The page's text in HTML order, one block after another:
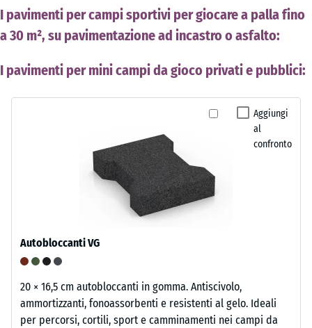
I pavimenti per campi sportivi per giocare a palla fino
a 30 m², su pavimentazione ad incastro o asfalto:
I pavimenti per mini campi da gioco privati e pubblici:
Aggiungi
al
confronto
Autobloccanti VG
20 × 16,5 cm autobloccanti in gomma. Antiscivolo,
ammortizzanti, fonoassorbenti e resistenti al gelo. Ideali
per percorsi, cortili, sport e camminamenti nei campi da